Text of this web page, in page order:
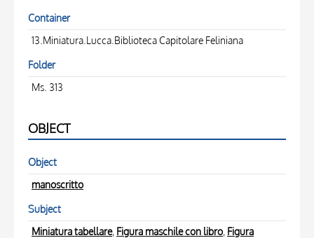
Container
13.Miniatura.Lucca.Biblioteca Capitolare Feliniana
Folder
Ms. 313
OBJECT
Object
manoscritto
Subject
Miniatura tabellare, Figura maschile con libro, Figura